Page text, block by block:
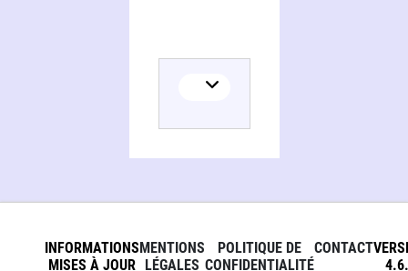
INFORMATIONS
MISES À JOUR
MENTIONS
LÉGALES
POLITIQUE DE
CONFIDENTIALITÉ
CONTACT